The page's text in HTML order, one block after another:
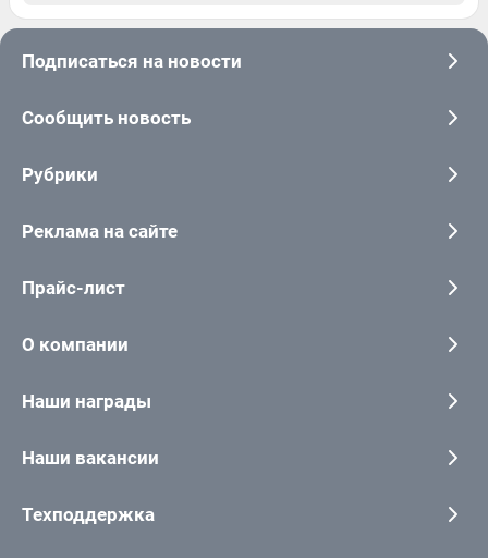
Подписаться на новости
Сообщить новость
Рубрики
Реклама на сайте
Прайс-лист
О компании
Наши награды
Наши вакансии
Техподдержка